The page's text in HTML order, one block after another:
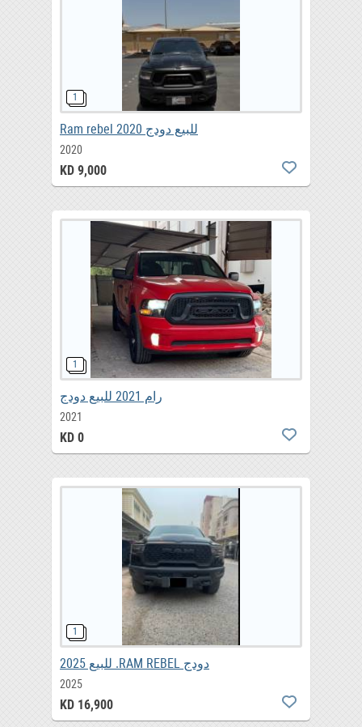
Ram rebel 2020 للبيع دودج
2020
KD 9,000
رام 2021 للبيع دودج
2021
KD 0
للبيع 2025 .RAM REBEL دودج
2025
KD 16,900